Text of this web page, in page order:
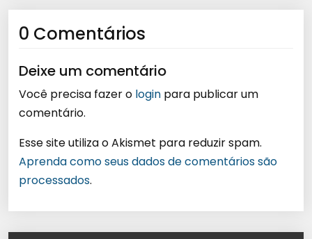
0 Comentários
Deixe um comentário
Você precisa fazer o login para publicar um
comentário.
Esse site utiliza o Akismet para reduzir spam.
Aprenda como seus dados de comentários são
processados.